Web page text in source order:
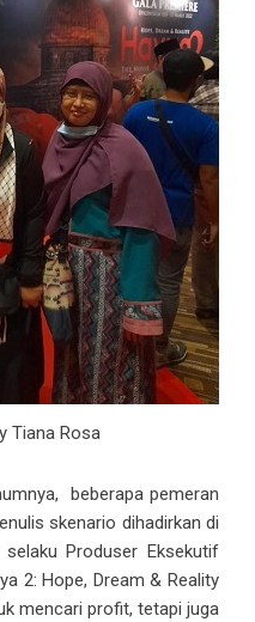
Tiana Rosa
beberapa pemeran
skenario dihadirkan di
Produser Eksekutif
2: Hope, Dream & Reality
mencari profit, tetapi juga